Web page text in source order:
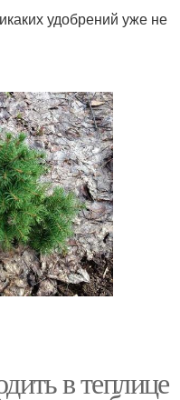
удобрений уже не
в теплице